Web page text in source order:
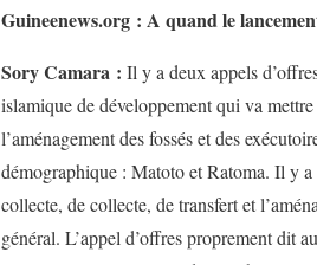
Guineenews.org : A quand le
Sory Camara : Il y a deux appels
islamique de développement qui va
l’aménagement des fossés et des
démographique : Matoto et Ratoma. Il y a
collecte, de collecte, de transfert et
général. L’appel d’offres proprement dit